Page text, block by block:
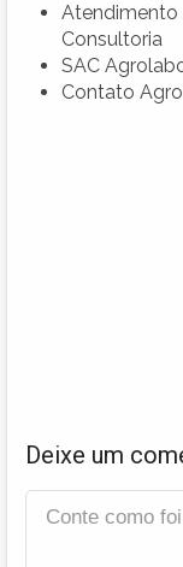
Atendimento
Consultoria
SAC
Contato
Deixe um